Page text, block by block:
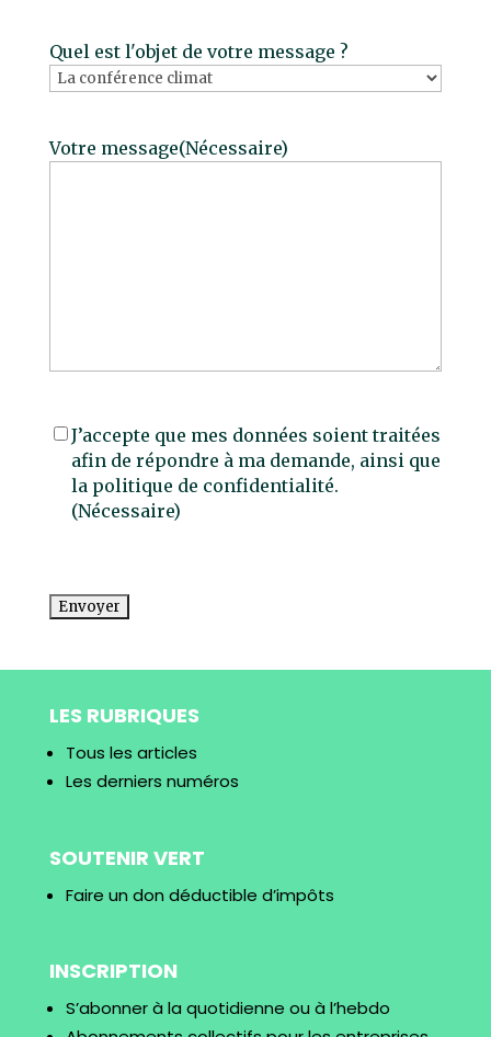
Quel est l'objet de votre message ?
Votre message(Nécessaire)
RGPD(Nécessaire)
J’accepte que mes données soient traitées
afin de répondre à ma demande, ainsi que
la politique de confidentialité.
(Nécessaire)
LES RUBRIQUES
Tous les articles
Les derniers numéros
SOUTENIR VERT
Faire un don déductible d’impôts
INSCRIPTION
S’abonner à la quotidienne ou à l’hebdo